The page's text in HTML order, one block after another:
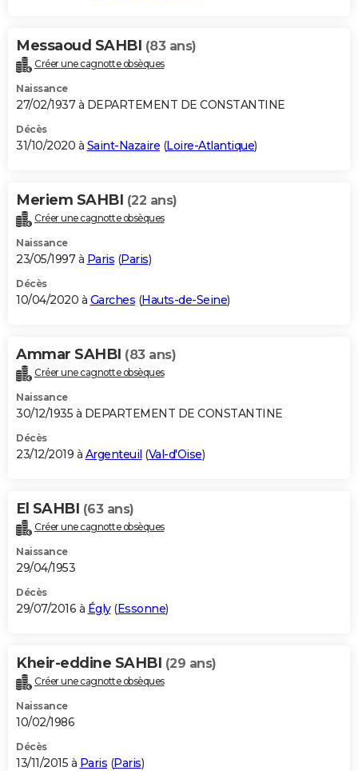
Messaoud SAHBI (83 ans)
Créer une cagnotte obsèques
Naissance
27/02/1937 à DEPARTEMENT DE CONSTANTINE
Décès
31/10/2020 à Saint-Nazaire (Loire-Atlantique)
Meriem SAHBI (22 ans)
Créer une cagnotte obsèques
Naissance
23/05/1997 à Paris (Paris)
Décès
10/04/2020 à Garches (Hauts-de-Seine)
Ammar SAHBI (83 ans)
Créer une cagnotte obsèques
Naissance
30/12/1935 à DEPARTEMENT DE CONSTANTINE
Décès
23/12/2019 à Argenteuil (Val-d'Oise)
El SAHBI (63 ans)
Créer une cagnotte obsèques
Naissance
29/04/1953
Décès
29/07/2016 à Égly(Essonne)
Kheir-eddine SAHBI (29 ans)
Créer une cagnotte obsèques
Naissance
10/02/1986
Décès
13/11/2015 à Paris (Paris)